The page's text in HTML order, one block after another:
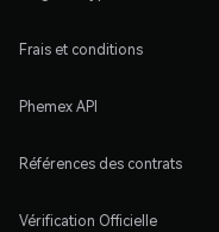
Frais et conditions
Phemex API
Références des contrats
Vérification Officielle